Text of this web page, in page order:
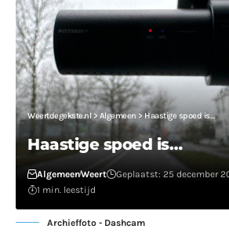
Weertdegekste.nl > Algemeen > Haastige spoed is…
Haastige spoed is…
AlgemeenWeert Geplaatst: 25 december
1 min. leestijd
Archieffoto - Dashcam